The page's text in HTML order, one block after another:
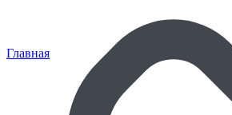
Главная